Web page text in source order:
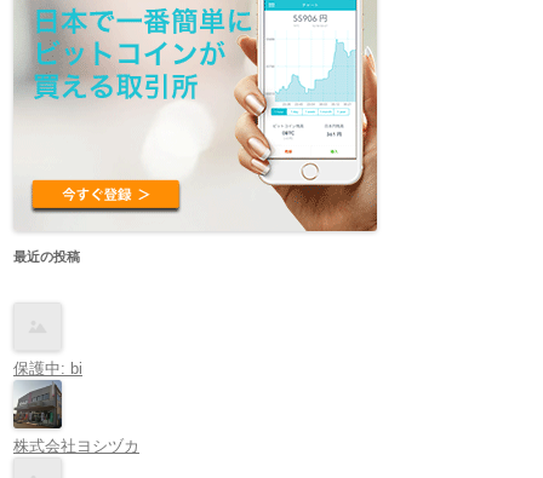
最近の投稿
保護中: bi
株式会社ヨシヅカ